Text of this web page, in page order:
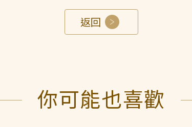
返回
你可能也喜歡